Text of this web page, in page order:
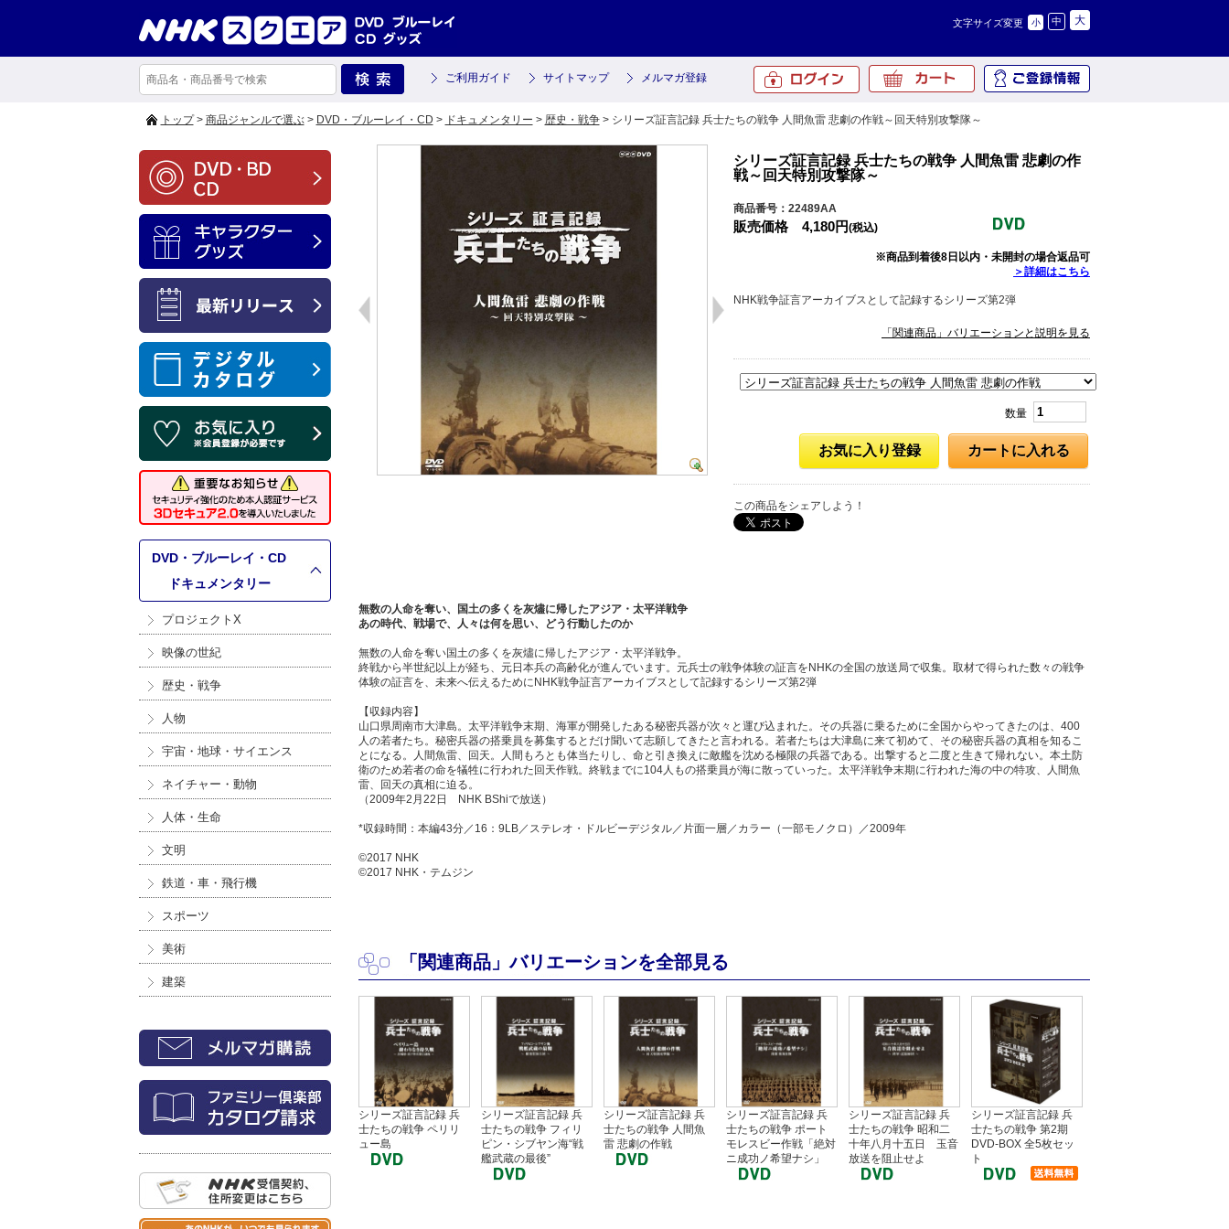
文字サイズ変更 小 中 大
ご利用ガイド サイトマップ メルマガ登録
トップ> 商品ジャンルで選ぶ> DVD・ブルーレイ・CD > ドキュメンタリー > 歴史・戦争> シリーズ証言記録 兵士たちの戦争 人間魚雷 悲劇の作戦～回天特別攻撃隊～
DVD・ブルーレイ・CD
ドキュメンタリー
プロジェクトX
映像の世紀
歴史・戦争
人物
宇宙・地球・サイエンス
ネイチャー・動物
人体・生命
文明
鉄道・車・飛行機
スポーツ
美術
建築
シリーズ証言記録 兵士たちの戦争 人間魚雷 悲劇の作
戦～回天特別攻撃隊～
商品番号：22489AA
販売価格 4,180円(税込)
※商品到着後8日以内・未開封の場合返品可
＞詳細はこちら
NHK戦争証言アーカイブスとして記録するシリーズ第2弾
「関連商品」バリエーションと説明を見る
数量
カートに入れる
お気に入り登録
この商品をシェアしよう！
無数の人命を奪い、国土の多くを灰燼に帰したアジア・太平洋戦争
あの時代、戦場で、人々は何を思い、どう行動したのか
無数の人命を奪い国土の多くを灰燼に帰したアジア・太平洋戦争。
終戦から半世紀以上が経ち、元日本兵の高齢化が進んでいます。元兵士の戦争体験の証言をNHKの全国の放送局で収集。取材で得られた数々の戦争
体験の証言を、未来へ伝えるためにNHK戦争証言アーカイブスとして記録するシリーズ第2弾
【収録内容】
山口県周南市大津島。太平洋戦争末期、海軍が開発したある秘密兵器が次々と運び込まれた。その兵器に乗るために全国からやってきたのは、400
人の若者たち。秘密兵器の搭乗員を募集するとだけ聞いて志願してきたと言われる。若者たちは大津島に来て初めて、その秘密兵器の真相を知るこ
とになる。人間魚雷、回天。人間もろとも体当たりし、命と引き換えに敵艦を沈める極限の兵器である。出撃すると二度と生きて帰れない。本土防
衛のため若者の命を犠牲に行われた回天作戦。終戦までに104人もの搭乗員が海に散っていった。太平洋戦争末期に行われた海の中の特攻、人間魚
雷、回天の真相に迫る。
（2009年2月22日 NHK BShiで放送）
*収録時間：本編43分／16：9LB／ステレオ・ドルビーデジタル／片面一層／カラー（一部モノクロ）／2009年
©2017 NHK
©2017 NHK・テムジン
「関連商品」バリエーションを全部見る
シリーズ証言記録 兵
士たちの戦争 ペリリ
ュー島
シリーズ証言記録 兵
士たちの戦争 フィリ
ピン・シブヤン海“戦
艦武蔵の最後”
シリーズ証言記録 兵
士たちの戦争 人間魚
雷 悲劇の作戦
シリーズ証言記録 兵
士たちの戦争 ポート
モレスビー作戦「絶対
ニ成功ノ希望ナシ」
シリーズ証言記録 兵
士たちの戦争 昭和二
十年八月十五日 玉音
放送を阻止せよ
シリーズ証言記録 兵
士たちの戦争 第2期
DVD-BOX 全5枚セッ
ト